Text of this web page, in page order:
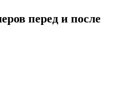
перед и после